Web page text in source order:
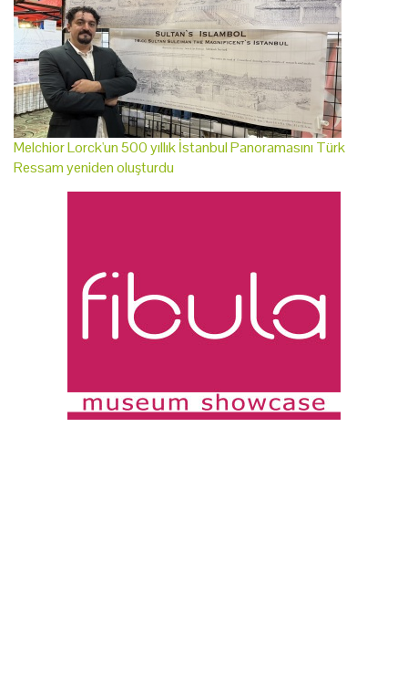
Melchior Lorck'un 500 yıllık İstanbul Panoramasını Türk
Ressam yeniden oluşturdu